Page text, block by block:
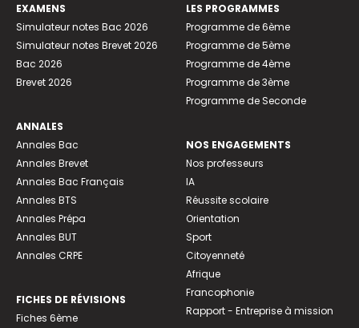
EXAMENS
Simulateur notes Bac 2026
Simulateur notes Brevet 2026
Bac 2026
Brevet 2026
ANNALES
Annales Bac
Annales Brevet
Annales Bac Français
Annales BTS
Annales Prépa
Annales BUT
Annales CRPE
FICHES DE RÉVISIONS
Fiches 6ème
LES PROGRAMMES
Programme de 6ème
Programme de 5ème
Programme de 4ème
Programme de 3ème
Programme de Seconde
NOS ENGAGEMENTS
Nos professeurs
IA
Réussite scolaire
Orientation
Sport
Citoyenneté
Afrique
Francophonie
Rapport - Entreprise à mission